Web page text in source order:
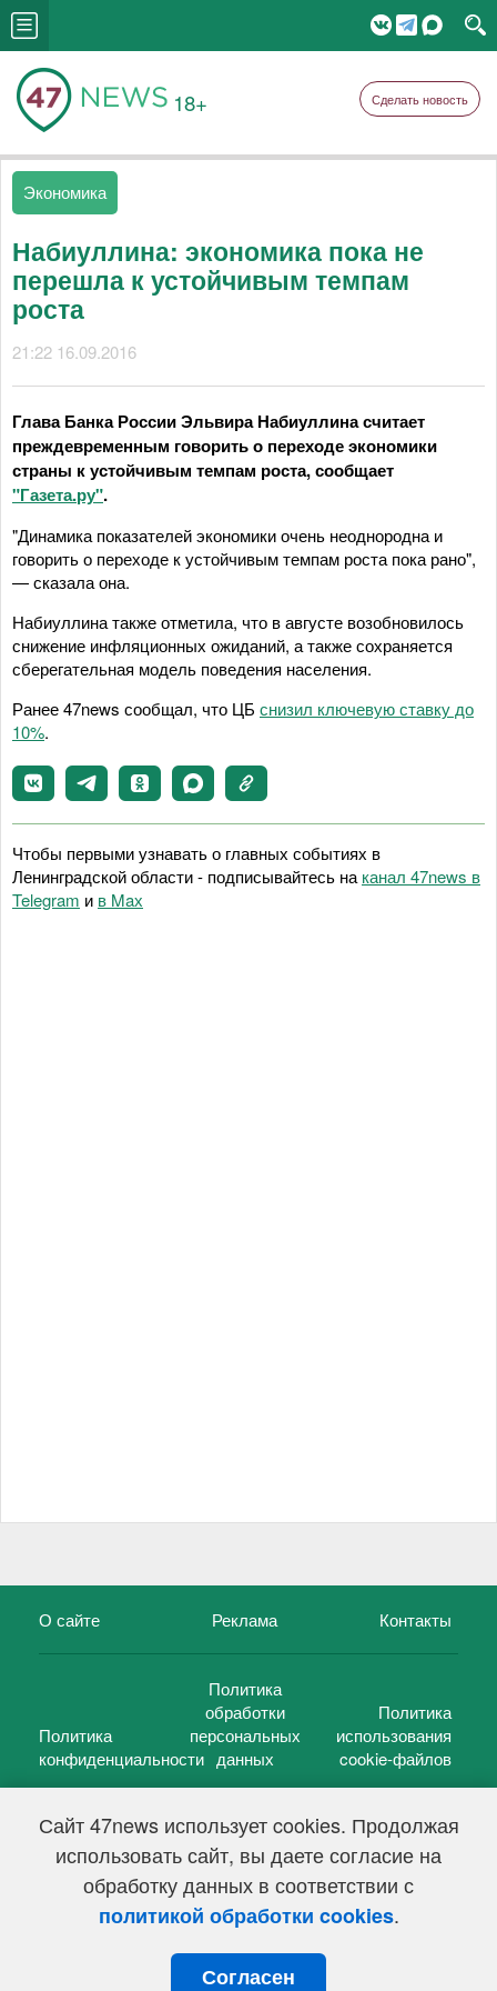
Сайт 47news использует cookies. Продолжая
использовать сайт, вы даете согласие на
обработку данных в соответствии с
политикой обработки cookies.
Согласен
18+ Сделать новость
Экономика
Набиуллина: экономика пока не
перешла к устойчивым темпам
роста
21:22 16.09.2016
Глава Банка России Эльвира Набиуллина считает
преждевременным говорить о переходе экономики
страны к устойчивым темпам роста, сообщает
"Газета.ру".
"Динамика показателей экономики очень неоднородна и
говорить о переходе к устойчивым темпам роста пока рано",
— сказала она.
Набиуллина также отметила, что в августе возобновилось
снижение инфляционных ожиданий, а также сохраняется
сберегательная модель поведения населения.
Ранее 47news сообщал, что ЦБ снизил ключевую ставку до
10%.
Чтобы первыми узнавать о главных событиях в
Ленинградской области - подписывайтесь на канал 47news в
Telegram и в Maх
О сайте Реклама Контакты
Политика
конфиденциальности
Политика
обработки
персональных
данных
Политика
использования
cookie-файлов
47 новостей (47 news)2005 — 2026 г.
Свидетельство о регистрации СМИ Эл № ФС 77-39848, выдано
Федеральной службой по надзору в сфере связи,
информационных технологий и массовых коммуникаций